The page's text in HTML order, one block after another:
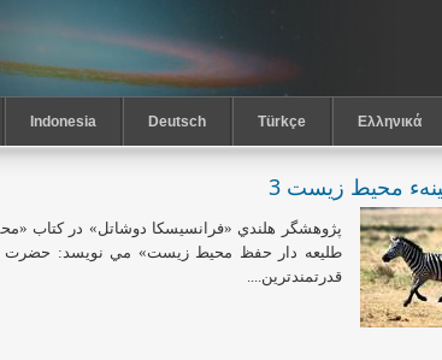
Indonesia Deutsch Türkçe Ελληνικά
محيط زيست 3
پژوهشگر هلندي «فرانسيسكا دوشاتل» در كتاب
طليعه دار حفظ محيط زيست» مي نويسد: حضرت
قدرتمندترين....